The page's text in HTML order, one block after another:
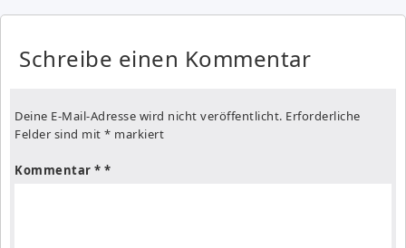
Schreibe einen Kommentar
Deine E-Mail-Adresse wird nicht veröffentlicht. Erforderliche
Felder sind mit * markiert
Kommentar *